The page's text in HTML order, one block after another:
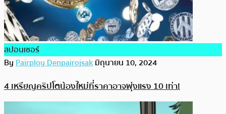
สปอนเซอร์
ByPairploy Denpairojsakมิถุนายน 10, 2024
4 เหรียญคริปโตน้องใหม่ที่ราคาอาจพุ่งแรง 10 เท่า!